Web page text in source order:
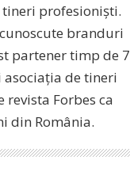
profesioniști.
branduri
partener timp de 7
asociația de tineri
Forbes ca
din România.